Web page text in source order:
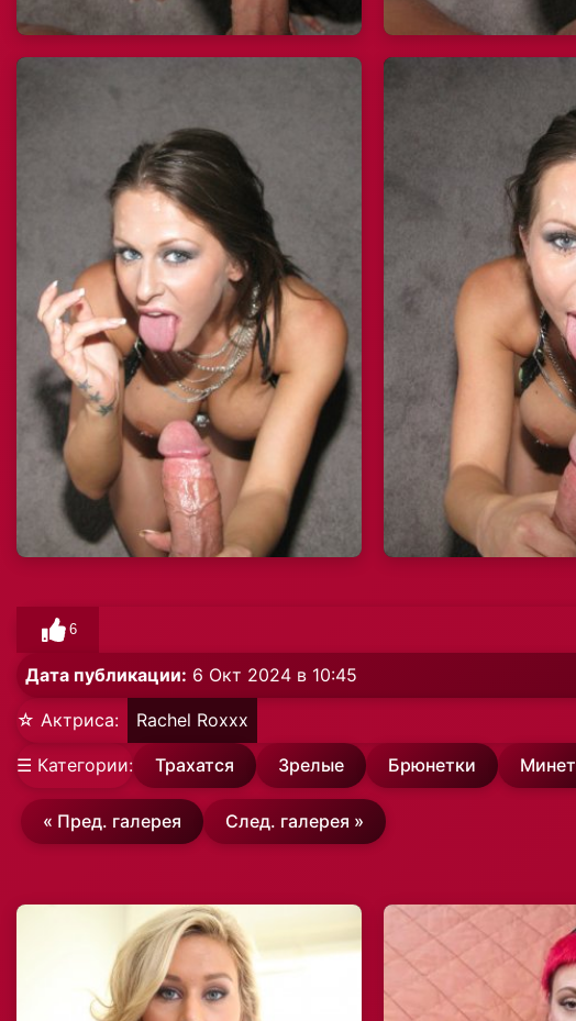
6
Дата публикации: 6 Окт 2024 в 10:45
☆ Актриса: Rachel Roxxx
☰ Категории: Трахатся Зрелые Брюнетки Минет
« Пред. галерея След. галерея »